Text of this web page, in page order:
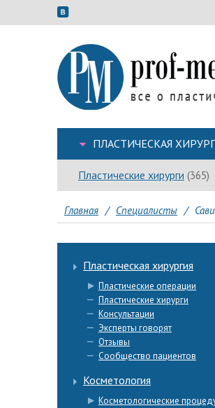
ПЛАСТИЧЕСКАЯ
Пластические хирурги (365)
Главная / Специалисты /
Пластическая хирургия
Пластические операции
Пластические хирурги
Консультации
Эксперты говорят
Отзывы
Сообщество пациентов
Косметология
Косметологические